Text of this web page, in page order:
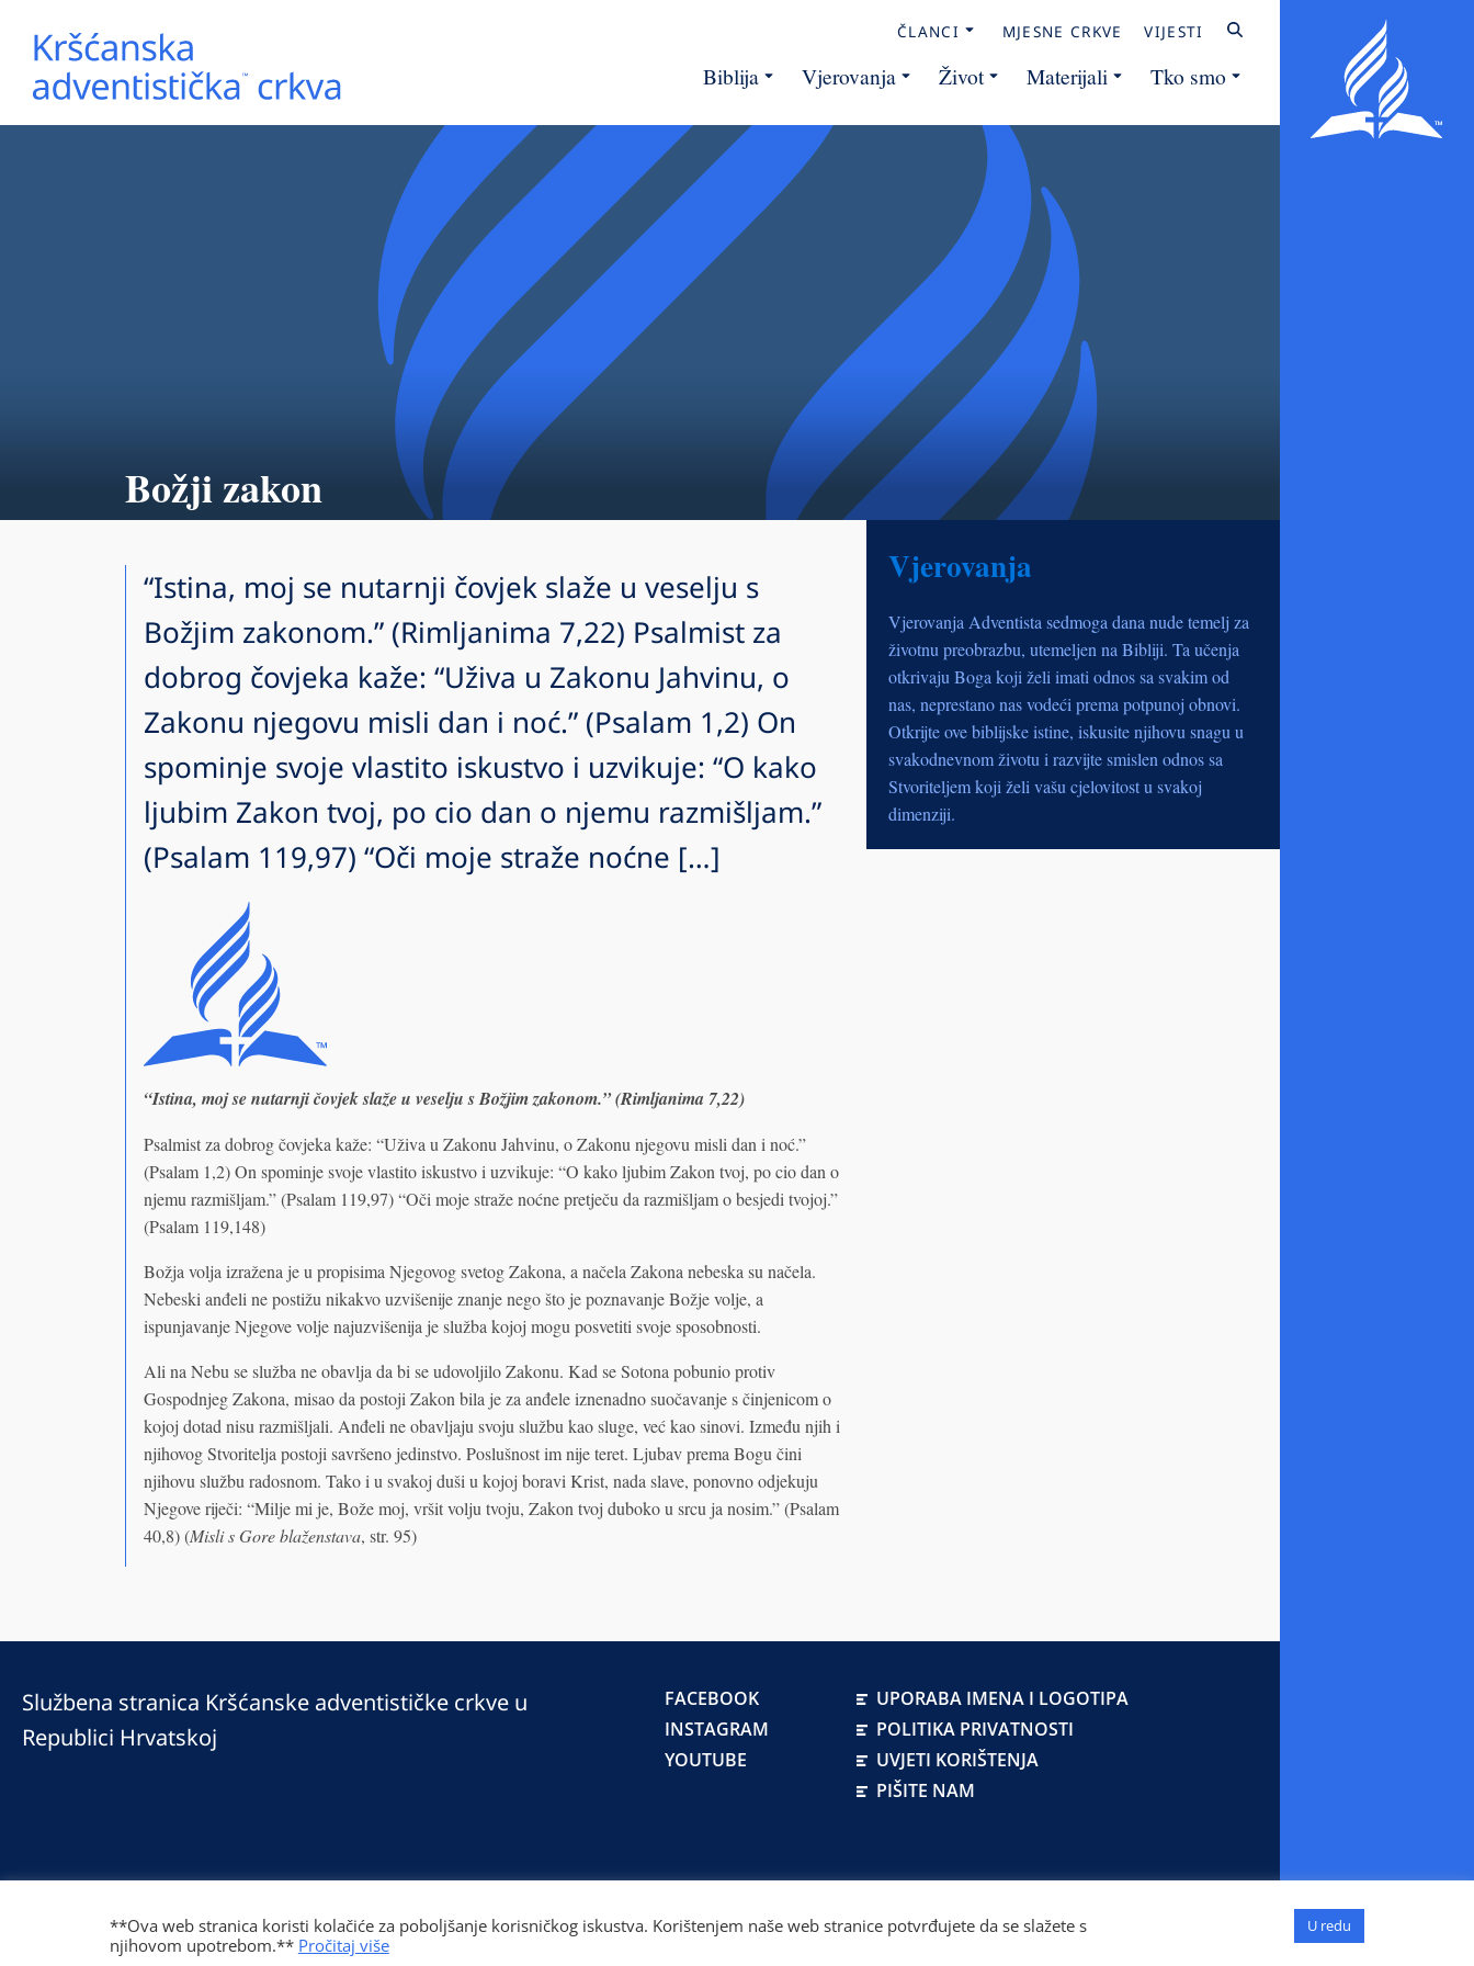
ČLANCI MJESNE CRKVE VIJESTI
Biblija Vjerovanja Život Materijali Tko smo
Božji zakon
“Istina, moj se nutarnji čovjek slaže u veselju s
Božjim zakonom.” (Rimljanima 7,22) Psalmist za
dobrog čovjeka kaže: “Uživa u Zakonu Jahvinu, o
Zakonu njegovu misli dan i noć.” (Psalam 1,2) On
spominje svoje vlastito iskustvo i uzvikuje: “O kako
ljubim Zakon tvoj, po cio dan o njemu razmišljam.”
(Psalam 119,97) “Oči moje straže noćne […]
“Istina, moj se nutarnji čovjek slaže u veselju s Božjim zakonom.” (Rimljanima 7,22)
Psalmist za dobrog čovjeka kaže: “Uživa u Zakonu Jahvinu, o Zakonu njegovu misli dan i noć.”
(Psalam 1,2) On spominje svoje vlastito iskustvo i uzvikuje: “O kako ljubim Zakon tvoj, po cio dan o
njemu razmišljam.” (Psalam 119,97) “Oči moje straže noćne pretječu da razmišljam o besjedi tvojoj.”
(Psalam 119,148)
Božja volja izražena je u propisima Njegovog svetog Zakona, a načela Zakona nebeska su načela.
Nebeski anđeli ne postižu nikakvo uzvišenije znanje nego što je poznavanje Božje volje, a
ispunjavanje Njegove volje najuzvišenija je služba kojoj mogu posvetiti svoje sposobnosti.
Ali na Nebu se služba ne obavlja da bi se udovoljilo Zakonu. Kad se Sotona pobunio protiv
Gospodnjeg Zakona, misao da postoji Zakon bila je za anđele iznenadno suočavanje s činjenicom o
kojoj dotad nisu razmišljali. Anđeli ne obavljaju svoju službu kao sluge, već kao sinovi. Između njih i
njihovog Stvoritelja postoji savršeno jedinstvo. Poslušnost im nije teret. Ljubav prema Bogu čini
njihovu službu radosnom. Tako i u svakoj duši u kojoj boravi Krist, nada slave, ponovno odjekuju
Njegove riječi: “Milje mi je, Bože moj, vršit volju tvoju, Zakon tvoj duboko u srcu ja nosim.” (Psalam
40,8) (Misli s Gore blaženstava, str. 95)
Vjerovanja
Vjerovanja Adventista sedmoga dana nude temelj za
životnu preobrazbu, utemeljen na Bibliji. Ta učenja
otkrivaju Boga koji želi imati odnos sa svakim od
nas, neprestano nas vodeći prema potpunoj obnovi.
Otkrijte ove biblijske istine, iskusite njihovu snagu u
svakodnevnom životu i razvijte smislen odnos sa
Stvoriteljem koji želi vašu cjelovitost u svakoj
dimenziji.
Službena stranica Kršćanske adventističke crkve u
Republici Hrvatskoj
Prilaz Gjure Deželića 77 Zagreb 10000 Hrvatska 01 236 1900
FACEBOOK
INSTAGRAM
YOUTUBE
UPORABA IMENA I LOGOTIPA
POLITIKA PRIVATNOSTI
UVJETI KORIŠTENJA
PIŠITE NAM
**Ova web stranica koristi kolačiće za poboljšanje korisničkog iskustva. Korištenjem naše web stranice potvrđujete da se slažete s
njihovom upotrebom.** Pročitaj više
U redu